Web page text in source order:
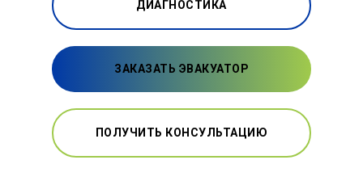
ДИАГНОСТИКА
ЗАКАЗАТЬ ЭВАКУАТОР
ПОЛУЧИТЬ КОНСУЛЬТАЦИЮ